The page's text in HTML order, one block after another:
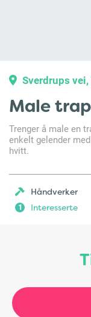
Sverdrups
Male
Trenger å male en
enkelt gelender
hvitt.
Håndverker
1 Interesserte